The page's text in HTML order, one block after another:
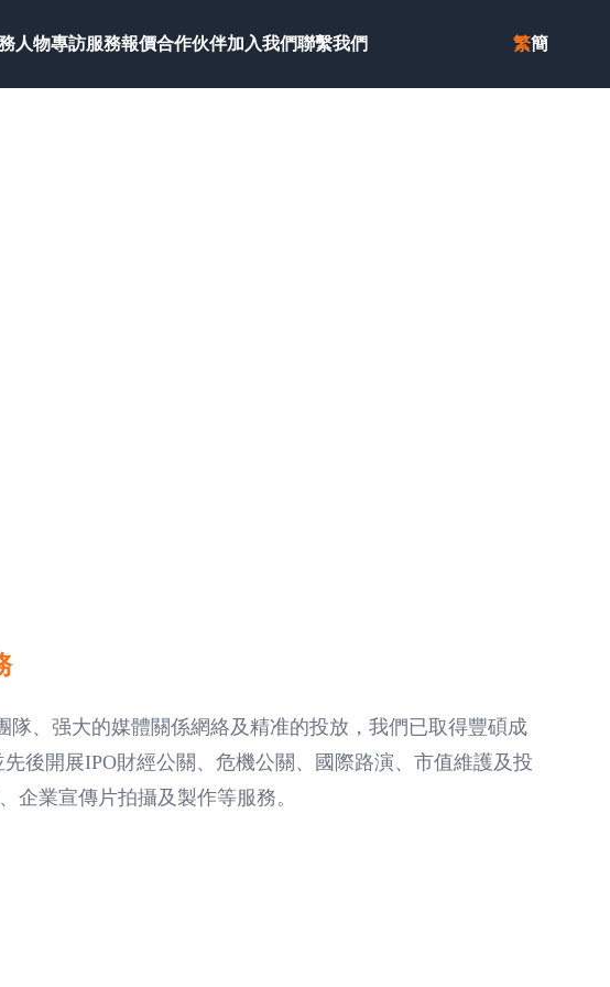
人物專訪服務報價合作伙伴加入我們聯繫我們 繁簡
、强大的媒體關係網絡及精准的投放，我們已取得豐碩成
後開展IPO財經公關、危機公關、國際路演、市值維護及投
企業宣傳片拍攝及製作等服務。